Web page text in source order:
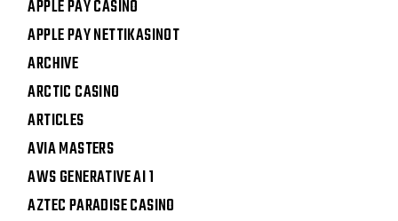
APPLE PAY CASINO
APPLE PAY NETTIKASINOT
ARCHIVE
ARCTIC CASINO
ARTICLES
AVIA MASTERS
AWS GENERATIVE AI 1
AZTEC PARADISE CASINO